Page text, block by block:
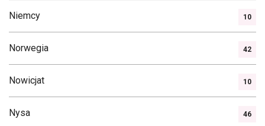
Niemcy 10
Norwegia 42
Nowicjat 10
Nysa 46